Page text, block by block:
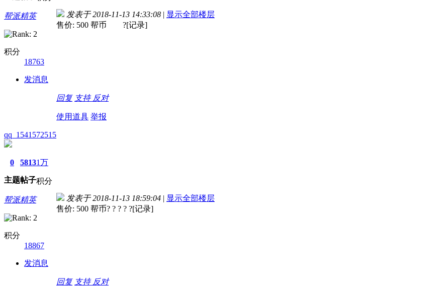
帮派精英
积分
18763
发消息
发表于 2018-11-13 14:33:08 | 显示全部楼层
售价: 500 帮币 ?[记录]
回复 支持 反对
使用道具 举报
qq_1541572515
0
主题
5813
帖子
1万
积分
帮派精英
积分
18867
发消息
发表于 2018-11-13 18:59:04 | 显示全部楼层
售价: 500 帮币? ? ? ? ?[记录]
回复 支持 反对